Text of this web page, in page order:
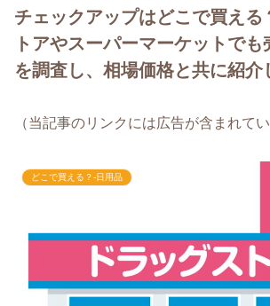
チェックアップはどこで買える
トアやスーパーマーケットで
を調査し、相場価格と共に紹介
（当記事のリンクには広告が含まれてい
どこで買える？-日用品